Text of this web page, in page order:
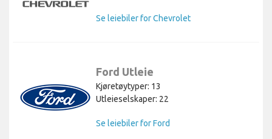
Se leiebiler for Chevrolet
Ford Utleie
Kjøretøytyper: 13
Utleieselskaper: 22
Se leiebiler for Ford